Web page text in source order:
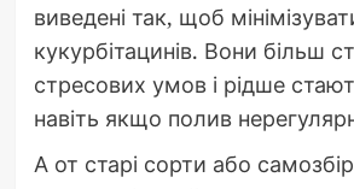
виведені так, щоб
кукурбітацинів. Вони більш
стресових умов і рідше
навіть якщо полив
А от старі сорти або